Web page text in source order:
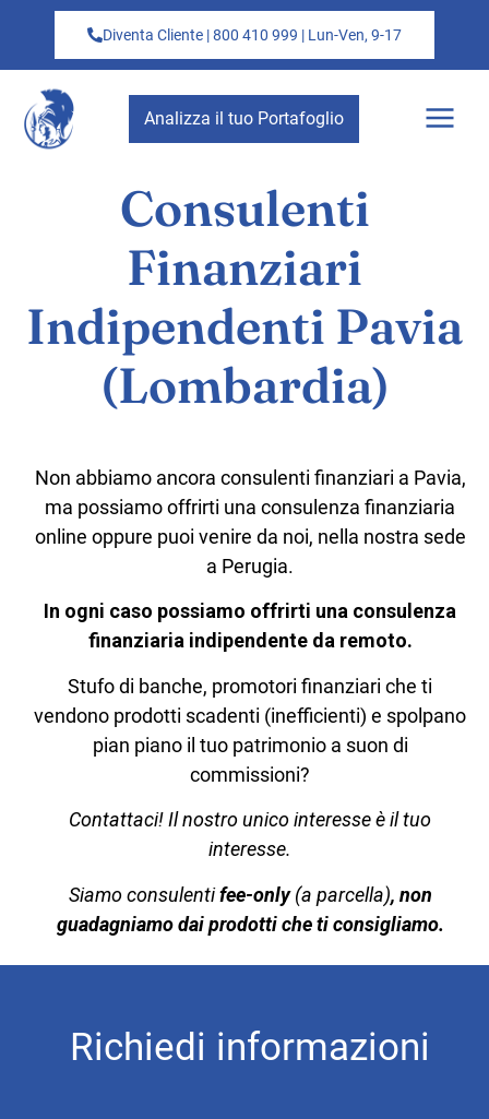
Diventa Cliente | 800 410 999 | Lun-Ven, 9-17
Analizza il tuo Portafoglio
Consulenti
Finanziari
Indipendenti Pavia
(Lombardia)
Non abbiamo ancora consulenti finanziari a Pavia,
ma possiamo offrirti una consulenza finanziaria
online oppure puoi venire da noi, nella nostra sede
a Perugia.
In ogni caso possiamo offrirti una consulenza
finanziaria indipendente da remoto.
Stufo di banche, promotori finanziari che ti
vendono prodotti scadenti (inefficienti) e spolpano
pian piano il tuo patrimonio a suon di
commissioni?
Contattaci! Il nostro unico interesse è il tuo
interesse.
Siamo consulentifee-only(a parcella), non
guadagniamo dai prodotti che ti consigliamo.
Richiedi informazioni